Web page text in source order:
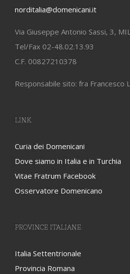
norditalia@domenicani.it
Via Giuseppe Antonio Sassi, 3,
Tel/Fax 02-48.02.13.93
C.F. 00827210378
Responsabile sito: fra Francesco
LINK
Curia dei Domenicani
Dove siamo in Italia e in Turchia
Vitae Fratrum Facebook
Osservatore Domenicano
PROVINCE ITALIANE
Italia Settentrionale
Provincia Romana